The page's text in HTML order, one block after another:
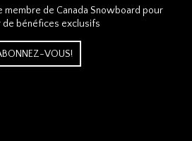
membre de Canada Snowboard pour
bénéfices exclusifs
VOUS!